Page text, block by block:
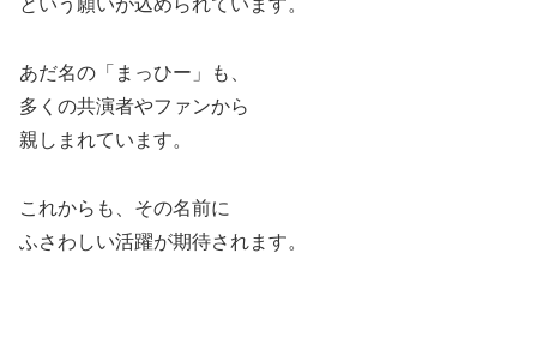
という願いが込められています。
あだ名の「まっひー」も、
多くの共演者やファンから
親しまれています。
これからも、その名前に
ふさわしい活躍が期待されます。